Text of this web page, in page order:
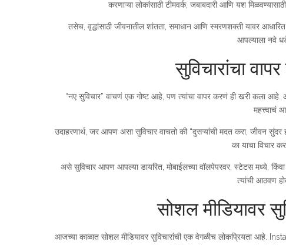
करणाऱ्या लोकांसाठी टीमवर्क, जबाबदारी आणि यश
तसेच, वृद्धांसाठी जीवनातील शांतता, समाधान आणि स्मरणशक्ती यावर
आपल्याला नवे
सुविचारांचा
“नए सुविचार” वाचणं एक गोष्ट आहे, पण त्यांचा वापर करणं ही खरी कला
महत्त्वाचं
उदाहरणार्थ, जर आपण असा सुविचार वाचतो की “दुसऱ्यांची मदत करा, जीवन
का याचा विचार
असे सुविचार आपण आपल्या डायरित, मोबाईलच्या वॉलपेपरवर, स्टेटस मध्ये,
त्यांची आठवण
सोशल मीडियावर
आजच्या काळात सोशल मीडियावर सुविचारांची एक वेगळीच लोकप्रियता आहे.